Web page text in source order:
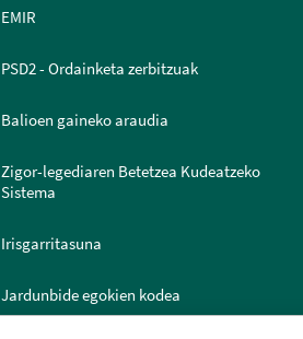
EMIR
PSD2 - Ordainketa zerbitzuak
Balioen gaineko araudia
Zigor-legediaren Betetzea Kudeatzeko
Sistema
Irisgarritasuna
Jardunbide egokien kodea